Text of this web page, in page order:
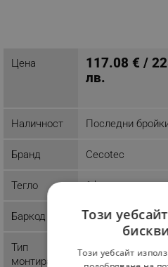
Цена
117.08 € /
лв.
Наличност Последни
Бранд Cecotec
Тегло 1 kg
Баркод
Тип
монтиране
Стандартно
Този
Този уебсайт